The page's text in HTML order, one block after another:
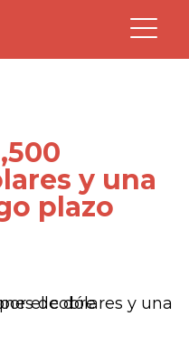
y una
plazo